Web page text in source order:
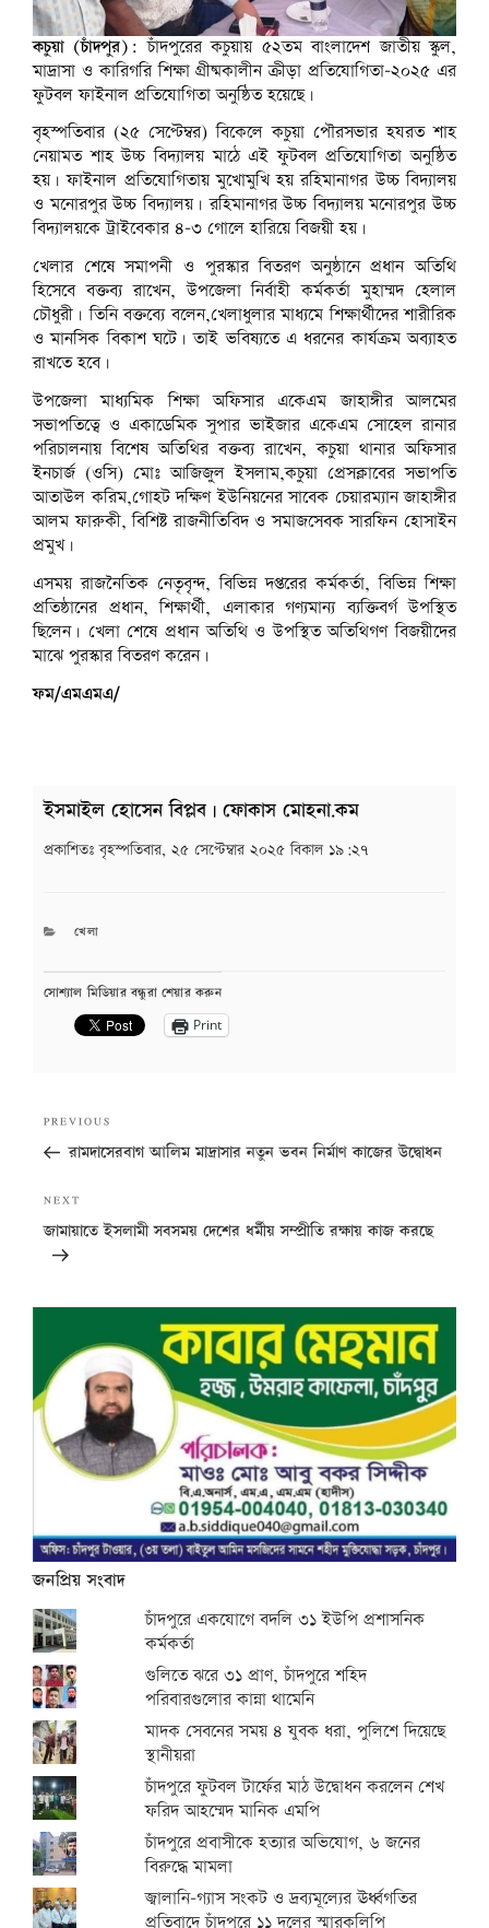
কচুয়া (চাঁদপুর):চাঁদপুরের কচুয়ায় ৫২তম বাংলাদেশ জাতীয় স্কুল,
মাদ্রাসা ও কারিগরি শিক্ষা গ্রীষ্মকালীন ক্রীড়া প্রতিযোগিতা-২০২৫ এর
ফুটবল ফাইনাল প্রতিযোগিতা অনুষ্ঠিত হয়েছে।
বৃহস্পতিবার (২৫ সেপ্টেম্বর) বিকেলে কচুয়া পৌরসভার হযরত শাহ
নেয়ামত শাহ উচ্চ বিদ্যালয় মাঠে এই ফুটবল প্রতিযোগিতা অনুষ্ঠিত
হয়। ফাইনাল প্রতিযোগিতায় মুখোমুখি হয় রহিমানাগর উচ্চ বিদ্যালয়
ও মনোরপুর উচ্চ বিদ্যালয়। রহিমানাগর উচ্চ বিদ্যালয় মনোরপুর উচ্চ
বিদ্যালয়কে ট্রাইবেকার ৪-৩ গোলে হারিয়ে বিজয়ী হয়।
খেলার শেষে সমাপনী ও পুরস্কার বিতরণ অনুষ্ঠানে প্রধান অতিথি
হিসেবে বক্তব্য রাখেন, উপজেলা নির্বাহী কর্মকর্তা মুহাম্মদ হেলাল
চৌধুরী। তিনি বক্তব্যে বলেন,খেলাধুলার মাধ্যমে শিক্ষার্থীদের শারীরিক
ও মানসিক বিকাশ ঘটে। তাই ভবিষ্যতে এ ধরনের কার্যক্রম অব্যাহত
রাখতে হবে।
উপজেলা মাধ্যমিক শিক্ষা অফিসার একেএম জাহাঙ্গীর আলমের
সভাপতিত্বে ও একাডেমিক সুপার ভাইজার একেএম সোহেল রানার
পরিচালনায় বিশেষ অতিথির বক্তব্য রাখেন, কচুয়া থানার অফিসার
ইনচার্জ (ওসি) মোঃ আজিজুল ইসলাম,কচুয়া প্রেসক্লাবের সভাপতি
আতাউল করিম,গোহট দক্ষিণ ইউনিয়নের সাবেক চেয়ারম্যান জাহাঙ্গীর
আলম ফারুকী, বিশিষ্ট রাজনীতিবিদ ও সমাজসেবক সারফিন হোসাইন
প্রমুখ।
এসময় রাজনৈতিক নেতৃবৃন্দ, বিভিন্ন দপ্তরের কর্মকর্তা, বিভিন্ন শিক্ষা
প্রতিষ্ঠানের প্রধান, শিক্ষার্থী, এলাকার গণ্যমান্য ব্যক্তিবর্গ উপস্থিত
ছিলেন। খেলা শেষে প্রধান অতিথি ও উপস্থিত অতিথিগণ বিজয়ীদের
মাঝে পুরস্কার বিতরণ করেন।
ফম/এমএমএ/
ইসমাইল হোসেন বিপ্লব | ফোকাস মোহনা.কম
প্রকাশিতঃবৃহস্পতিবার, ২৫ সেপ্টেম্বার ২০২৫ বিকাল ১৯:২৭
CATEGORIES
খেলা
সোশ্যাল মিডিয়ার বন্ধুরা শেয়ার করুন
Print
navigation
Previous
Post
PREVIOUS
রামদাসেরবাগ আলিম মাদ্রাসার নতুন ভবন নির্মাণ কাজের উদ্বোধন
Next
Post
NEXT
জামায়াতে ইসলামী সবসময় দেশের ধর্মীয় সম্প্রীতি রক্ষায় কাজ করছে
জনপ্রিয় সংবাদ
চাঁদপুরে একযোগে বদলি ৩১ ইউপি প্রশাসনিক
কর্মকর্তা
গুলিতে ঝরে ৩১ প্রাণ, চাঁদপুরে শহিদ
পরিবারগুলোর কান্না থামেনি
মাদক সেবনের সময় ৪ যুবক ধরা, পুলিশে দিয়েছে
স্থানীয়রা
চাঁদপুরে ফুটবল টার্ফের মাঠ উদ্বোধন করলেন শেখ
ফরিদ আহম্মেদ মানিক এমপি
চাঁদপুরে প্রবাসীকে হত্যার অভিযোগ, ৬ জনের
বিরুদ্ধে মামলা
জ্বালানি-গ্যাস সংকট ও দ্রব্যমূল্যের ঊর্ধ্বগতির